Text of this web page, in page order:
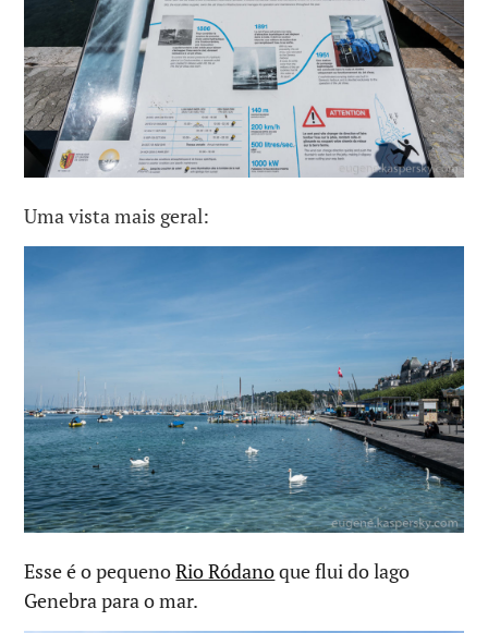
Uma vista mais geral:
Esse é o pequenoRio Ródanoque flui do lago
Genebra para o mar.